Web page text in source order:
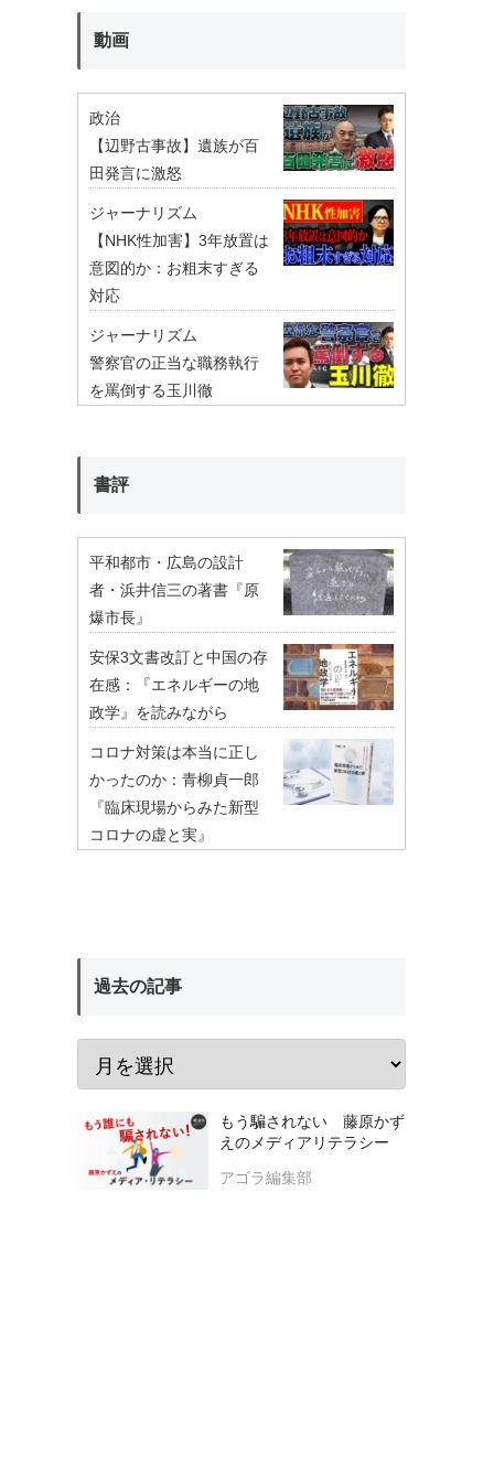
動画
政治
【辺野古事故】遺族が百
田発言に激怒
ジャーナリズム
【NHK性加害】3年放置は
意図的か：お粗末すぎる
対応
ジャーナリズム
警察官の正当な職務執行
を罵倒する玉川徹
書評
平和都市・広島の設計
者・浜井信三の著書『原
爆市長』
安保3文書改訂と中国の存
在感：『エネルギーの地
政学』を読みながら
コロナ対策は本当に正し
かったのか：青柳貞一郎
『臨床現場からみた新型
コロナの虚と実』
過去の記事
もう騙されない 藤原かず
えのメディアリテラシー
アゴラ編集部